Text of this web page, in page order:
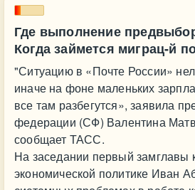
Где выполнение
Когда займется миграц-й
"Ситуацию в «Почте России»
иначе на фоне маленьких
все там разбегутся», заявила
федерации (СФ) Валентина
сообщает ТАСС.
На заседании первый замглавы
экономической политике Иван